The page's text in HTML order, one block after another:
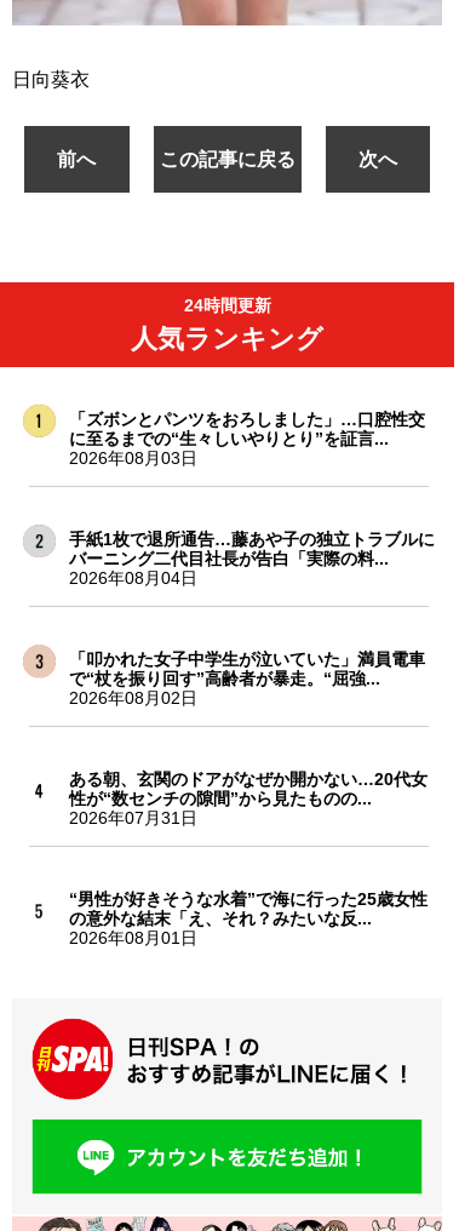
日向葵衣
前へ この記事に戻る 次へ
24時間更新
人気ランキング
「ズボンとパンツをおろしました」…口腔性交
に至るまでの“生々しいやりとり”を証言...
2026年08月03日
手紙1枚で退所通告…藤あや子の独立トラブルに
バーニング二代目社長が告白「実際の料...
2026年08月04日
「叩かれた女子中学生が泣いていた」満員電車
で“杖を振り回す”高齢者が暴走。“屈強...
2026年08月02日
ある朝、玄関のドアがなぜか開かない…20代女
性が“数センチの隙間”から見たものの...
2026年07月31日
“男性が好きそうな水着”で海に行った25歳女性
の意外な結末「え、それ？みたいな反...
2026年08月01日